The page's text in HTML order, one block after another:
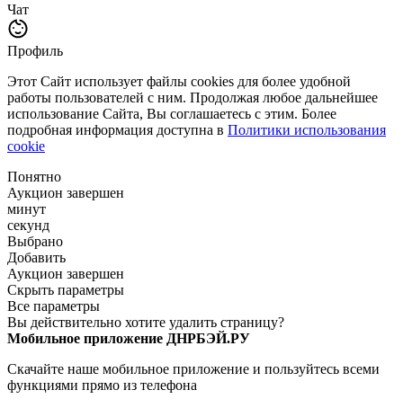
Чат
Профиль
Этот Сайт использует файлы cookies для более удобной
работы пользователей с ним. Продолжая любое дальнейшее
использование Сайта, Вы соглашаетесь с этим. Более
подробная информация доступна в Политики использования
cookie
Понятно
Аукцион завершен
минут
секунд
Выбрано
Добавить
Аукцион завершен
Скрыть параметры
Все параметры
Вы действительно хотите удалить страницу?
Мобильное приложение ДНРБЭЙ.РУ
Скачайте наше мобильное приложение и пользуйтесь всеми
функциями прямо из телефона